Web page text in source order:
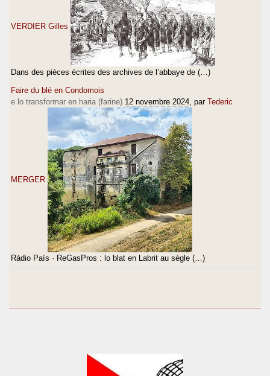
VERDIER Gilles
Dans des pièces écrites des archives de l’abbaye de (…)
Faire du blé en Condomois
e lo transformar en haria (farine) 12 novembre 2024 , par Tederic
MERGER
Ràdio País · ReGasPros : lo blat en Labrit au sègle (…)